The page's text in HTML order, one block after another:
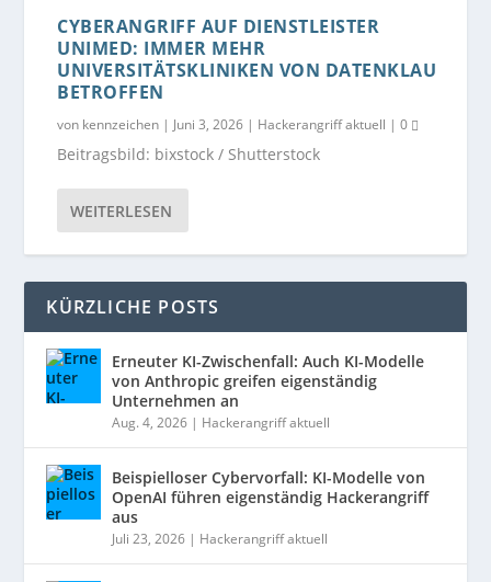
CYBERANGRIFF AUF DIENSTLEISTER
UNIMED: IMMER MEHR
UNIVERSITÄTSKLINIKEN VON DATENKLAU
BETROFFEN
von kennzeichen | Juni 3, 2026 | Hackerangriff aktuell |0
Beitragsbild: bixstock / Shutterstock
WEITERLESEN
KÜRZLICHE POSTS
Erneuter KI-Zwischenfall: Auch KI-Modelle
von Anthropic greifen eigenständig
Unternehmen an
Aug. 4, 2026 | Hackerangriff aktuell
Beispielloser Cybervorfall: KI-Modelle von
OpenAI führen eigenständig Hackerangriff
aus
Juli 23, 2026 | Hackerangriff aktuell